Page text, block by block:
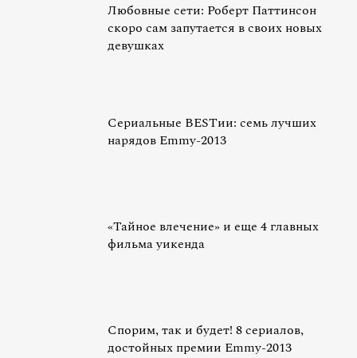
Любовные сети: Роберт Паттинсон
скоро сам запутается в своих новых
девушках
Сериальные BESTии: семь лучших
нарядов Emmy-2013
«Тайное влечение» и еще 4 главных
фильма уикенда
Спорим, так и будет! 8 сериалов,
достойных премии Emmy-2013